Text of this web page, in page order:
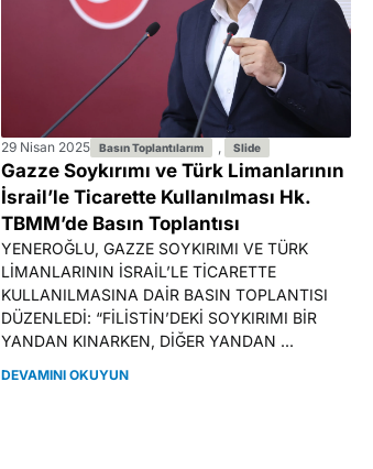
29 Nisan 2025 Basın Toplantılarım , Slide
Gazze Soykırımı ve Türk Limanlarının
İsrail’le Ticarette Kullanılması Hk.
TBMM’de Basın Toplantısı
YENEROĞLU, GAZZE SOYKIRIMI VE TÜRK
LİMANLARININ İSRAİL’LE TİCARETTE
KULLANILMASINA DAİR BASIN TOPLANTISI
DÜZENLEDİ: “FİLİSTİN’DEKİ SOYKIRIMI BİR
YANDAN KINARKEN, DİĞER YANDAN ...
DEVAMINI OKUYUN